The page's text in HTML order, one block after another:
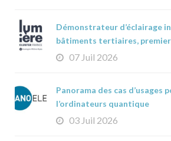
Démonstrateur d’éclairage
bâtiments tertiaires,
07 Juil 2026
Panorama des cas d’usages
l’ordinateurs quantique
03 Juil 2026